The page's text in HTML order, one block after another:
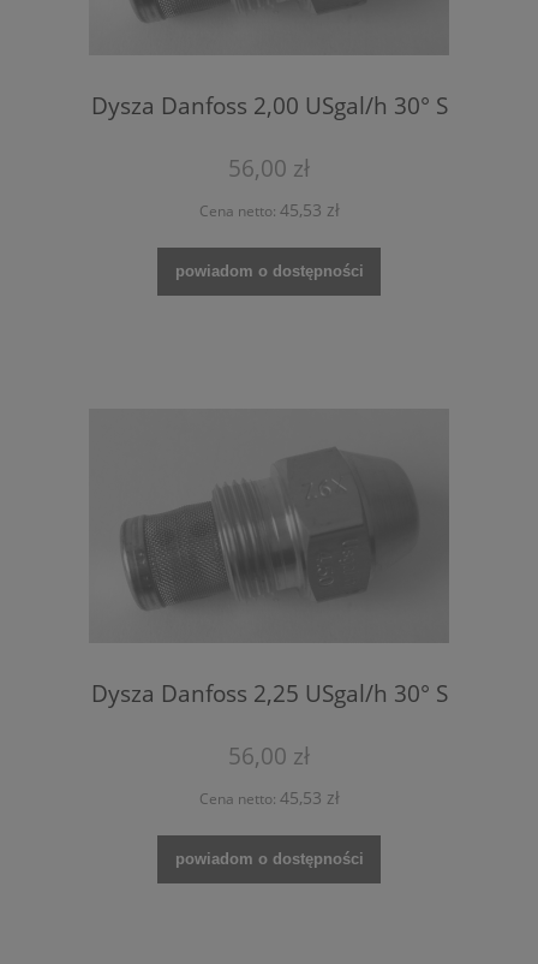
Dysza Danfoss 2,00 USgal/h 30° S
56,00 zł
Cena netto: 45,53 zł
powiadom o dostępności
Dysza Danfoss 2,25 USgal/h 30° S
56,00 zł
Cena netto: 45,53 zł
powiadom o dostępności